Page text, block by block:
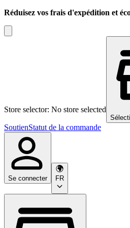
Réduisez vos frais d'expédition et
Store selector: No store selected
SoutienStatut de la commande
Se connecter FR